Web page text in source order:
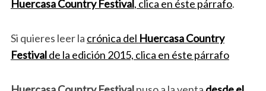
Huercasa Country Festival, clica en éste párrafo.
Si quieres leer la crónica del Huercasa Country
Festivalde la edición 2015, clica en éste párrafo